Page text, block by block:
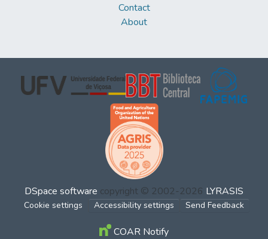
Contact
About
DSpace software copyright © 2002-2026 LYRASIS
Cookie settings Accessibility settings Send Feedback
COAR Notify